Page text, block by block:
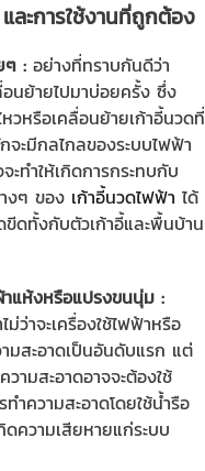
ละการใช้งานที่ถูกต้อง
ๆ : อย่างที่ทราบกันดีว่า
อนย้ายไปมาบ่อยครั้ง ซึ่ง
วหรือเคลื่อนย้ายเก้าอี้นวดที่
ะมีกลไกลของระบบไฟฟ้า
ทำให้เกิดการกระทบกับ
งๆ ของ เก้าอี้นวดไฟฟ้า ได้
ขีดทั้งกับตัวเก้าอี้และพื้นบ้าน
าแห้งหรือแปรงขนนุ่ม :
ว่าจะเครื่องใช้ไฟฟ้าหรือ
มสะอาดเป็นอันดับแรก แต่
วามสะอาดอาจจะต้องใช้
ำความสะอาดโดยใช้น้ำรือ
ความเสียหายแก่ระบบ